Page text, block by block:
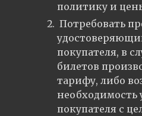
политику и
Потребовать
покупателя, в
билетов
тарифу, либо
необходимость
покупателя с